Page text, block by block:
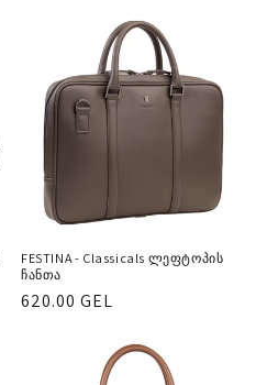
FESTINA - Classicals ლეფტოპის
ჩანთა
რეგულარული
620.00 GEL